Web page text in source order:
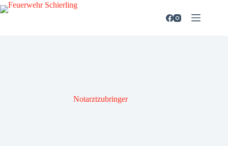
Zum
Inhalt
Not­arzt­zu­brin­ger